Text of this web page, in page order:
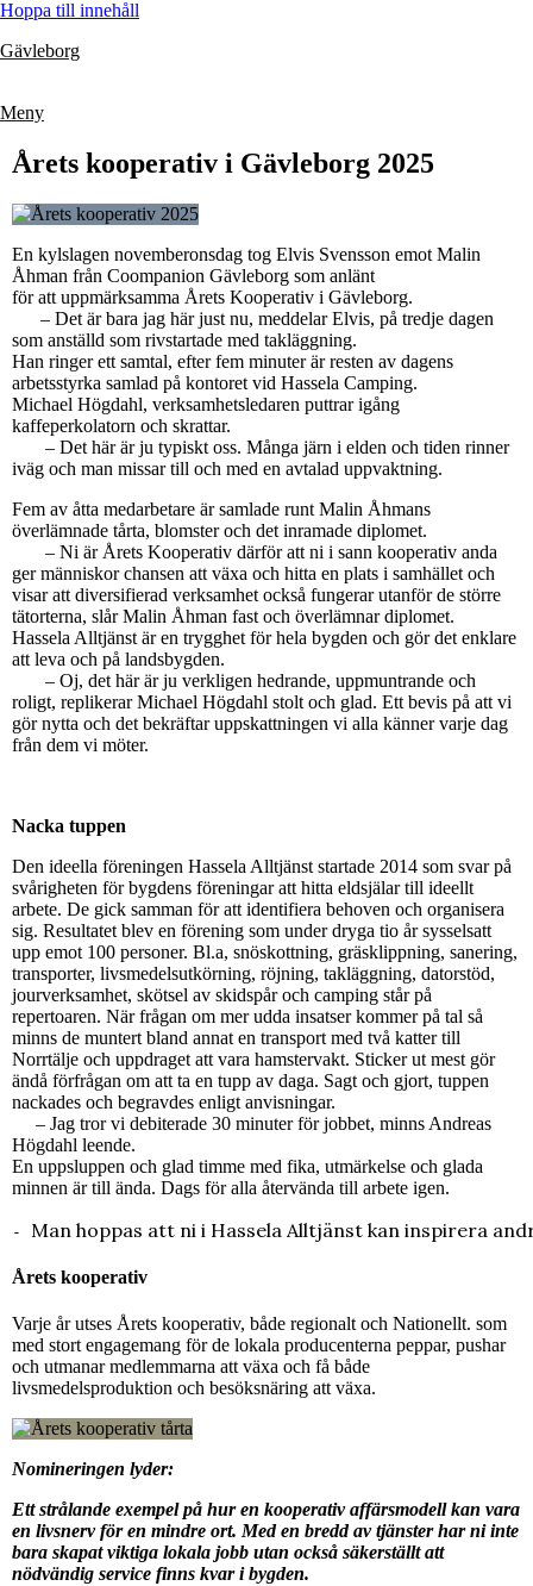
Hoppa till innehåll
Gävleborg
Meny
Årets kooperativ i Gävleborg 2025
En kylslagen novemberonsdag tog Elvis Svensson emot Malin
Åhman från Coompanion Gävleborg som anlänt
för att uppmärksamma Årets Kooperativ i Gävleborg.
– Det är bara jag här just nu, meddelar Elvis, på tredje dagen
som anställd som rivstartade med takläggning.
Han ringer ett samtal, efter fem minuter är resten av dagens
arbetsstyrka samlad på kontoret vid Hassela Camping.
Michael Högdahl, verksamhetsledaren puttrar igång
kaffeperkolatorn och skrattar.
– Det här är ju typiskt oss. Många järn i elden och tiden rinner
iväg och man missar till och med en avtalad uppvaktning.
Fem av åtta medarbetare är samlade runt Malin Åhmans
överlämnade tårta, blomster och det inramade diplomet.
– Ni är Årets Kooperativ därför att ni i sann kooperativ anda
ger människor chansen att växa och hitta en plats i samhället och
visar att diversifierad verksamhet också fungerar utanför de större
tätorterna, slår Malin Åhman fast och överlämnar diplomet.
Hassela Alltjänst är en trygghet för hela bygden och gör det enklare
att leva och på landsbygden.
– Oj, det här är ju verkligen hedrande, uppmuntrande och
roligt, replikerar Michael Högdahl stolt och glad. Ett bevis på att vi
gör nytta och det bekräftar uppskattningen vi alla känner varje dag
från dem vi möter.
Nacka tuppen
Den ideella föreningen Hassela Alltjänst startade 2014 som svar på
svårigheten för bygdens föreningar att hitta eldsjälar till ideellt
arbete. De gick samman för att identifiera behoven och organisera
sig. Resultatet blev en förening som under dryga tio år sysselsatt
upp emot 100 personer. Bl.a, snöskottning, gräsklippning, sanering,
transporter, livsmedelsutkörning, röjning, takläggning, datorstöd,
jourverksamhet, skötsel av skidspår och camping står på
repertoaren. När frågan om mer udda insatser kommer på tal så
minns de muntert bland annat en transport med två katter till
Norrtälje och uppdraget att vara hamstervakt. Sticker ut mest gör
ändå förfrågan om att ta en tupp av daga. Sagt och gjort, tuppen
nackades och begravdes enligt anvisningar.
– Jag tror vi debiterade 30 minuter för jobbet, minns Andreas
Högdahl leende.
En uppsluppen och glad timme med fika, utmärkelse och glada
minnen är till ända. Dags för alla återvända till arbete igen.
- Man hoppas att ni i Hassela Alltjänst kan inspirera
Årets kooperativ
Varje år utses Årets kooperativ, både regionalt och Nationellt. som
med stort engagemang för de lokala producenterna peppar, pushar
och utmanar medlemmarna att växa och få både
livsmedelsproduktion och besöksnäring att växa.
Nomineringen lyder:
Ett strålande exempel på hur en kooperativ affärsmodell kan vara
en livsnerv för en mindre ort. Med en bredd av tjänster har ni inte
bara skapat viktiga lokala jobb utan också säkerställt att
nödvändig service finns kvar i bygden.